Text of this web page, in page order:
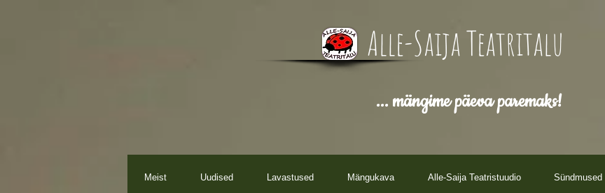
Alle-Saija Teatritalu
... mängime päeva paremaks!
Meist Uudised Lavastused Mängukava Alle-Saija Teatristuudio Sündmused